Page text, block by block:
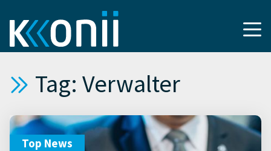
Tag: Verwalter
Top News